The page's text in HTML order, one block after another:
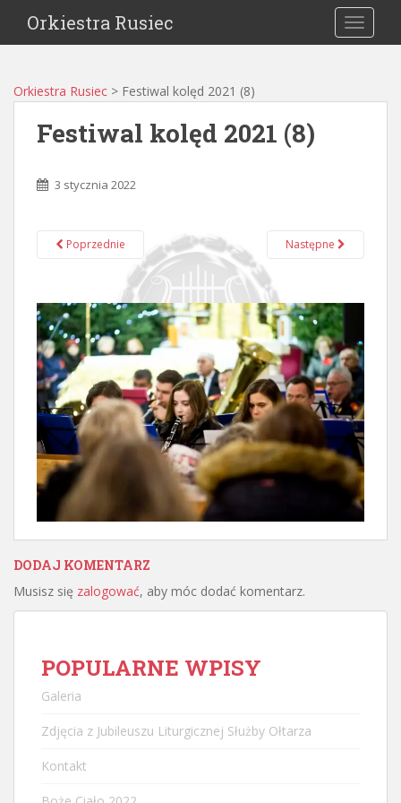
Orkiestra Rusiec
Orkiestra Rusiec > Festiwal kolęd 2021 (8)
Festiwal kolęd 2021 (8)
3 stycznia 2022
Poprzednie Następne
DODAJ KOMENTARZ
Musisz się zalogować, aby móc dodać komentarz.
POPULARNE WPISY
Galeria
Zdjęcia z Jubileuszu Liturgicznej Służby Ołtarza
Kontakt